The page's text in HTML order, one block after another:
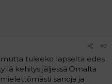
#2
tuleeko lapselta edes
kehitys jäljessä.Omalta
sanoja ja